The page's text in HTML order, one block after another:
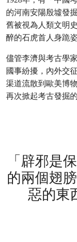
的河南安陽殷墟發
舊被視為人類文明
醉的石虎首人身跪
儘管李濟與考古學
國事紛擾，內外交
渠道流散到歐美博
再次掀起考古發掘的
「辟邪是
的兩個翅
惡的東